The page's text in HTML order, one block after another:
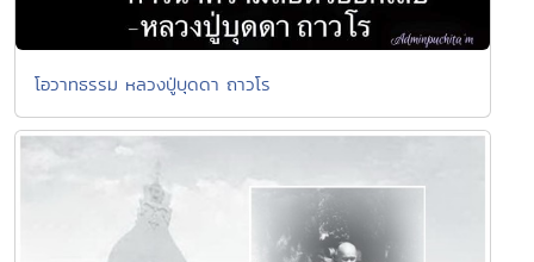
โอวาทธรรม หลวงปู่บุดดา ถาวโร